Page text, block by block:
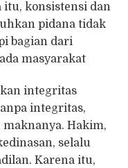
itu, konsistensi dan
pidana tidak
bagian dari
masyarakat
integritas
integritas,
Hakim,
selalu
Karena itu,